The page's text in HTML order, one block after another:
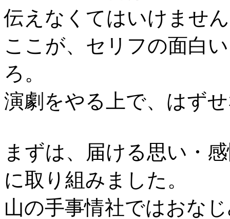
伝えなくてはいけませ
ここが、セリフの面白
ろ。
演劇をやる上で、はず
まずは、届ける思い・
に取り組みました。
山の手事情社ではおな